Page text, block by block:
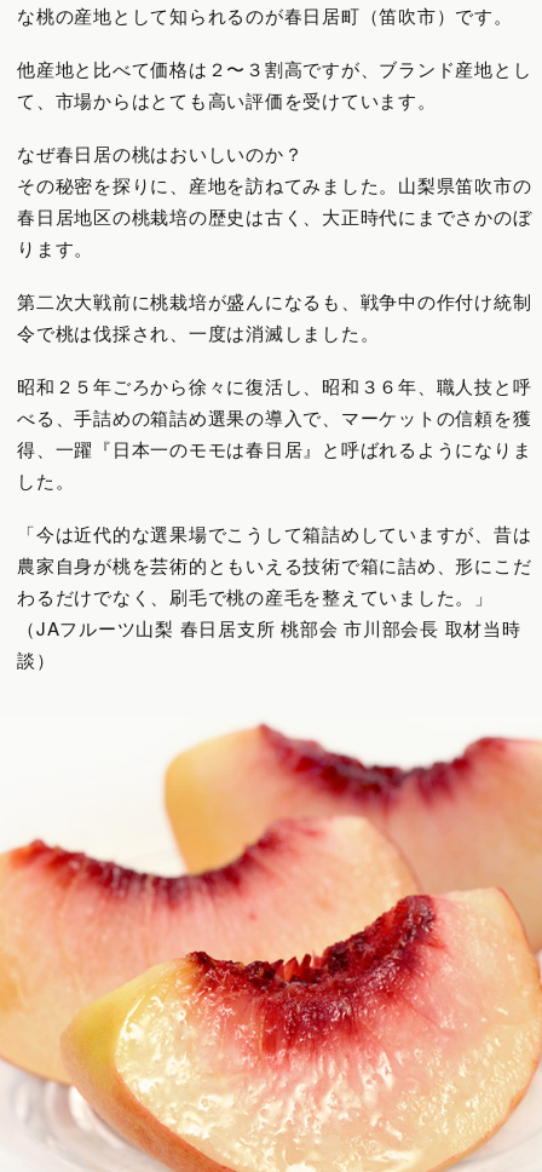
な桃の産地として知られるのが春日居町（笛吹市）です。
他産地と比べて価格は２〜３割高ですが、ブランド産地とし
て、市場からはとても高い評価を受けています。
なぜ春日居の桃はおいしいのか？
その秘密を探りに、産地を訪ねてみました。 山梨県笛吹市の
春日居地区の桃栽培の歴史は古く、大正時代にまでさかのぼ
ります。
第二次大戦前に桃栽培が盛んになるも、戦争中の作付け統制
令で桃は伐採され、一度は消滅しました。
昭和２５年ごろから徐々に復活し、昭和３６年、職人技と呼
べる、手詰めの箱詰め選果の導入で、マーケットの信頼を獲
得、一躍『日本一のモモは春日居』と呼ばれるようになりま
した。
「今は近代的な選果場でこうして箱詰めしていますが、昔は
農家自身が桃を芸術的ともいえる技術で箱に詰め、形にこだ
わるだけでなく、刷毛で桃の産毛を整えていました。」
（JAフルーツ山梨 春日居支所 桃部会 市川部会長 取材当時
談）